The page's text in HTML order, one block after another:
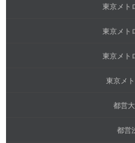
東京メト
東京メト
東京メト
東京メ
都営
都営